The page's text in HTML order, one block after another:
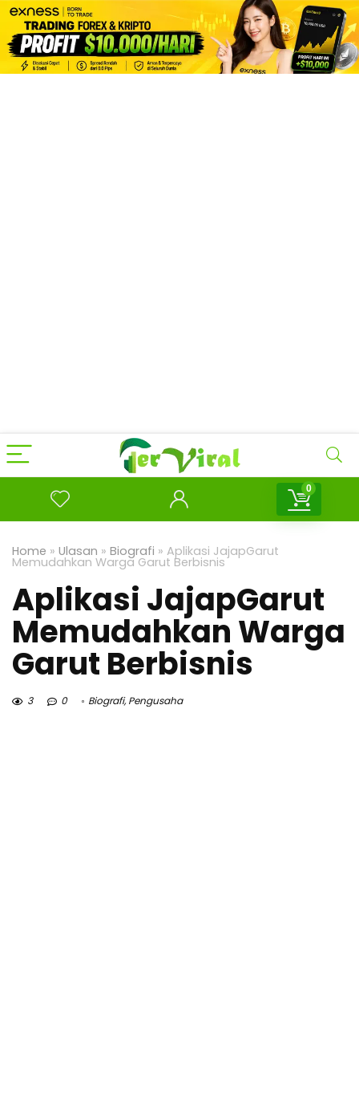
0
Home » Ulasan » Biografi » Aplikasi JajapGarut
Memudahkan Warga Garut Berbisnis
Aplikasi JajapGarut
Memudahkan Warga
Garut Berbisnis
3 0 Biografi,Pengusaha